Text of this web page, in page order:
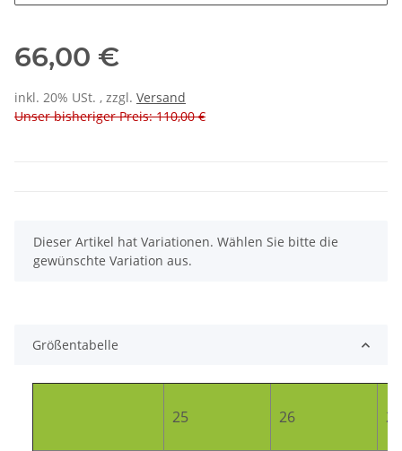
66,00 €
inkl. 20% USt. , zzgl. Versand
Unser bisheriger Preis: 110,00 €
x
Dieser Artikel hat Variationen. Wählen Sie bitte die
gewünschte Variation aus.
Größentabelle
25 26 27